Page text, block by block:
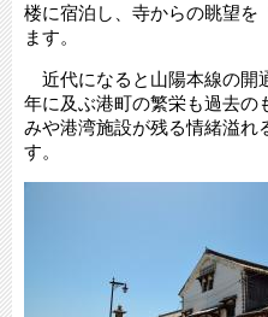
楼に宿泊し、寺からの眺望を
ます。
近代になると山陽本線の開
年に及ぶ港町の繁栄も過去の
みや港湾施設が残る情緒溢れ
す。